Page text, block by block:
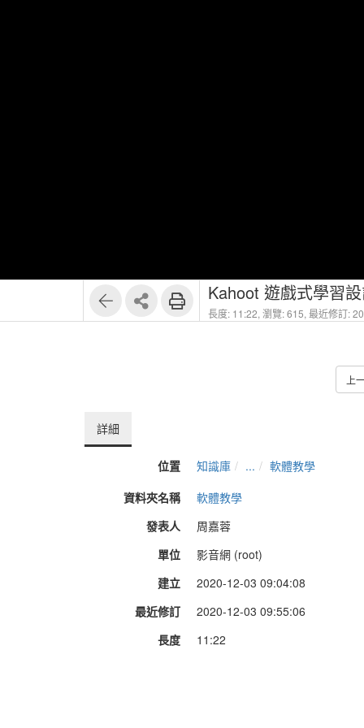
Kahoot 遊戲式學習
長度: 11:22, 瀏覽: 615, 最近修訂:
上
詳細
位置 知識庫 ...
軟體教學
資料夾名稱
軟體教學
發表人
周嘉蓉
單位
影音網 (root)
建立
2020-12-03 09:04:08
最近修訂
2020-12-03 09:55:06
長度
11:22